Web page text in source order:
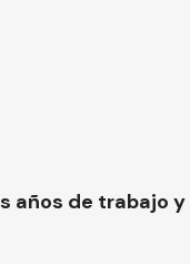
años de trabajo